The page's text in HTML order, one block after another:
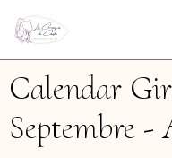
Calendar
Septembre